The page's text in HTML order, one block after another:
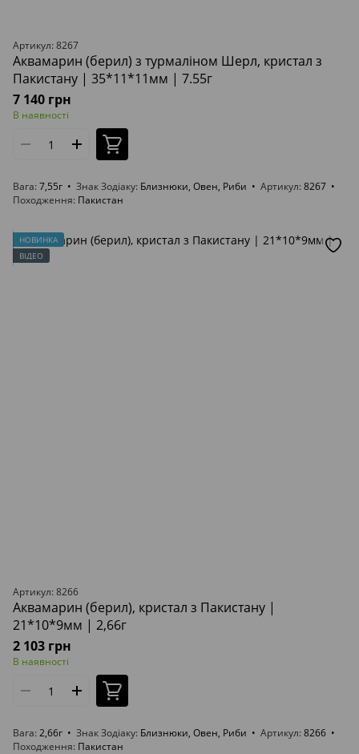
Артикул: 8267
Аквамарин (берил) з турмаліном Шерл, кристал з
Пакистану | 35*11*11мм | 7.55г
7 140 грн
В наявності
Вага 7,55г Знак Зодіаку Близнюки, Овен, Риби Артикул 8267
Походження Пакистан
НОВИНКА
ВІДЕО
Артикул: 8266
Аквамарин (берил), кристал з Пакистану |
21*10*9мм | 2,66г
2 103 грн
В наявності
Вага 2,66г Знак Зодіаку Близнюки, Овен, Риби Артикул 8266
Походження Пакистан